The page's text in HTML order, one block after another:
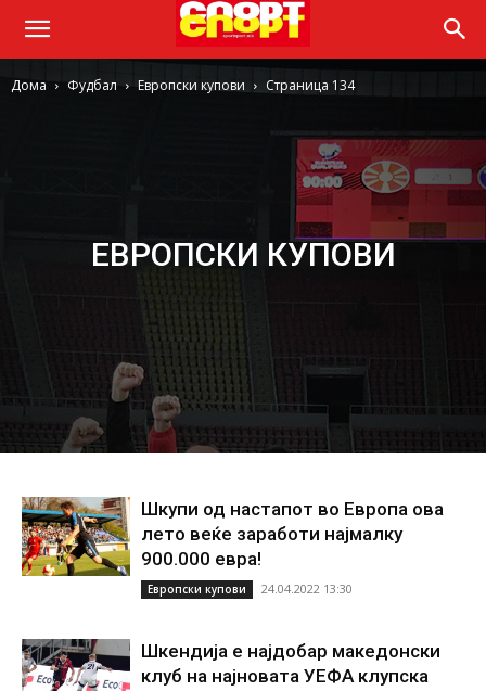
Дома Фудбал Европски купови Страница 134
ЕВРОПСКИ КУПОВИ
Шкупи од настапот во Европа ова
лето веќе заработи најмалку
900.000 евра!
Европски купови 24.04.2022 13:30
Шкендија е најдобар македонски
клуб на најновата УЕФА клупска